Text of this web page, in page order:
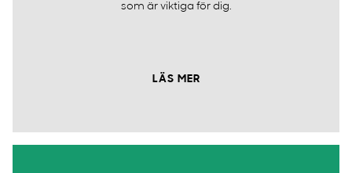
som är viktiga för dig.
LÄS MER